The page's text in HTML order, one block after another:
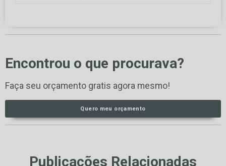
Encontrou o que procurava?
Faça seu orçamento gratis agora mesmo!
Quero meu orçamento
Publicações Relacionadas